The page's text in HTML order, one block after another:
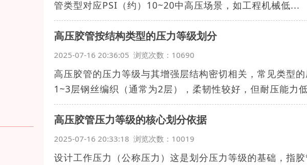
管类型对应PSI（约）10~20中高压场景，如工程机械低...
高压胶管按结构类型的压力等级划分
2025-07-16 20:36:05 浏览次数：10690
高压胶管的压力等级与其增强层结构密切相关，常见类型
1~3层钢丝编织（通常为2层），柔韧性较好，但耐压能力
高压胶管压力等级的核心划分依据
2025-07-16 20:33:18 浏览次数：10019
设计工作压力（公称压力）这是划分压力等级的基础，指